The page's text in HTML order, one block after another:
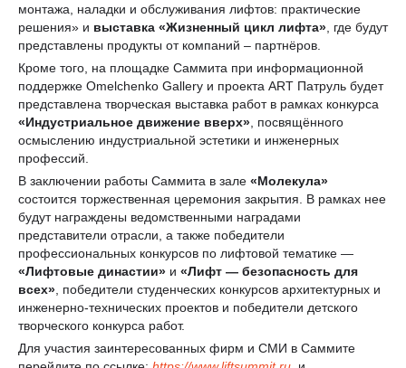
монтажа, наладки и обслуживания лифтов: практические
решения» и выставка «Жизненный цикл лифта» , где будут
представлены продукты от компаний – партнёров.
Кроме того, на площадке Саммита при информационной
поддержке Omelchenko Gallery и проекта ART Патруль будет
представлена творческая выставка работ в рамках конкурса
«Индустриальное движение вверх» , посвящённого
осмыслению индустриальной эстетики и инженерных
профессий.
В заключении работы Саммита в зале «Молекула»
состоится торжественная церемония закрытия. В рамках нее
будут награждены ведомственными наградами
представители отрасли, а также победители
профессиональных конкурсов по лифтовой тематике —
«Лифтовые династии» и «Лифт — безопасность для
всех» , победители студенческих конкурсов архитектурных и
инженерно-технических проектов и победители детского
творческого конкурса работ.
Для участия заинтересованных фирм и СМИ в Саммите